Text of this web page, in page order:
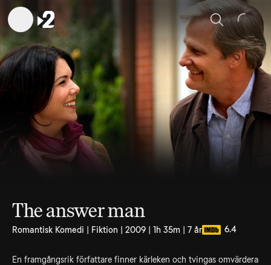
Sök
The answer man
Romantisk Komedi | Fiktion | 2009 | 1h 35m | 7 år 6.4
En framgångsrik författare finner kärleken och tvingas omvärdera